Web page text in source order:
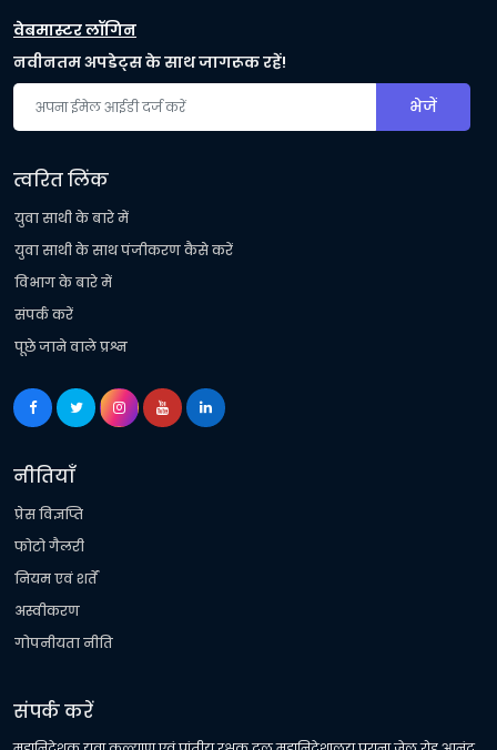
वेबमास्टर लॉगिन
नवीनतम अपडेट्स के साथ जागरूक रहें!
भेजें
त्वरित लिंक
युवा साथी के बारे में
युवा साथी के साथ पंजीकरण कैसे करें
विभाग के बारे में
संपर्क करें
पूछे जाने वाले प्रश्न
नीतियाँ
प्रेस विज्ञप्ति
फोटो गैलरी
नियम एवं शर्तें
अस्वीकरण
गोपनीयता नीति
संपर्क करें